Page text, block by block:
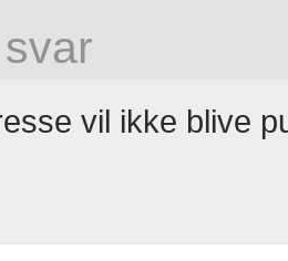
vil ikke blive